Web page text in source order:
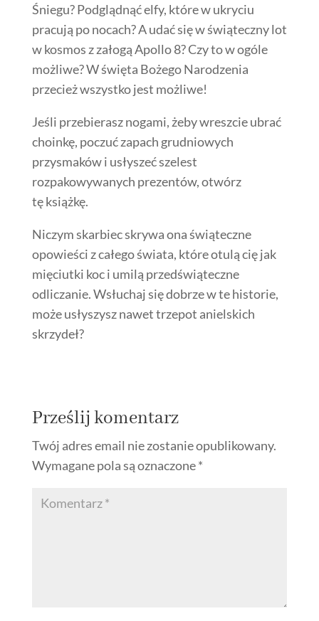
Śniegu? Podglądnąć elfy, które w ukryciu
pracują po nocach? A udać się w świąteczny lot
w kosmos z załogą Apollo 8? Czy to w ogóle
możliwe? W święta Bożego Narodzenia
przecież wszystko jest możliwe!
Jeśli przebierasz nogami, żeby wreszcie ubrać
choinkę, poczuć zapach grudniowych
przysmaków i usłyszeć szelest
rozpakowywanych prezentów, otwórz
tę książkę.
Niczym skarbiec skrywa ona świąteczne
opowieści z całego świata, które otulą cię jak
mięciutki koc i umilą przedświąteczne
odliczanie. Wsłuchaj się dobrze w te historie,
może usłyszysz nawet trzepot anielskich
skrzydeł?
Prześlij komentarz
Twój adres email nie zostanie opublikowany.
Wymagane pola są oznaczone*